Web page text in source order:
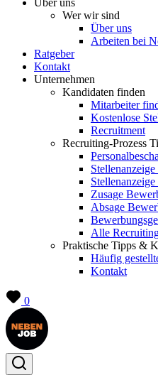
Über uns
Wer wir sind
Über uns
Arbeiten bei
Ratgeber
Kontakt
Unternehmen
Kandidaten finden
Mitarbeiter
Kostenlose
Recruitment
Recruiting-Prozess
Stellenanzeige
Zusage
Absage
Alle
Praktische Tipps &
Häufig
Kontakt
0